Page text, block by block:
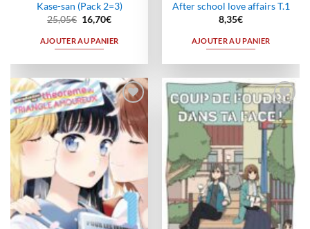
Kase-san (Pack 2=3)
25,05€ Le
prix
initial
était :
16,70€Le
actuel
est :
AJOUTER AU PANIER
After school love affairs T.1
8,35€
AJOUTER AU PANIER
Ajouter
à la
wishlist
Ajouter
à la
wishlist